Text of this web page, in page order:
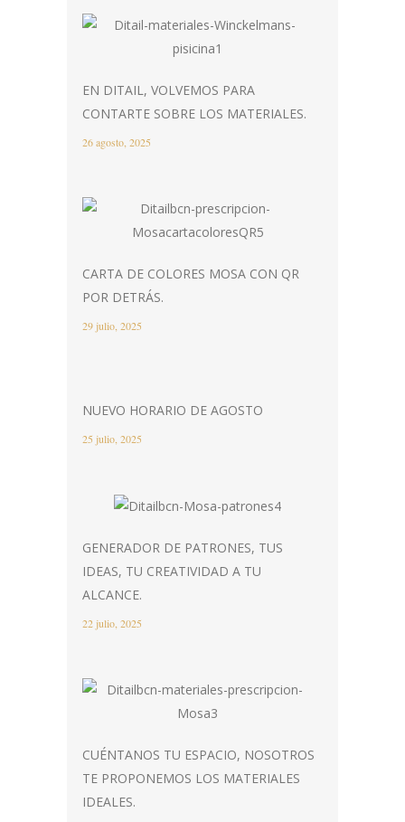
EN DITAIL, VOLVEMOS PARA
CONTARTE SOBRE LOS MATERIALES.
26 agosto, 2025
CARTA DE COLORES MOSA CON QR
POR DETRÁS.
29 julio, 2025
NUEVO HORARIO DE AGOSTO
25 julio, 2025
GENERADOR DE PATRONES, TUS
IDEAS, TU CREATIVIDAD A TU
ALCANCE.
22 julio, 2025
CUÉNTANOS TU ESPACIO, NOSOTROS
TE PROPONEMOS LOS MATERIALES
IDEALES.